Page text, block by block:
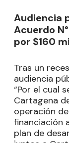
Audiencia
Acuerdo
por $160
Tras un
audiencia
“Por el cual
Cartagena
operación
financiación
plan de